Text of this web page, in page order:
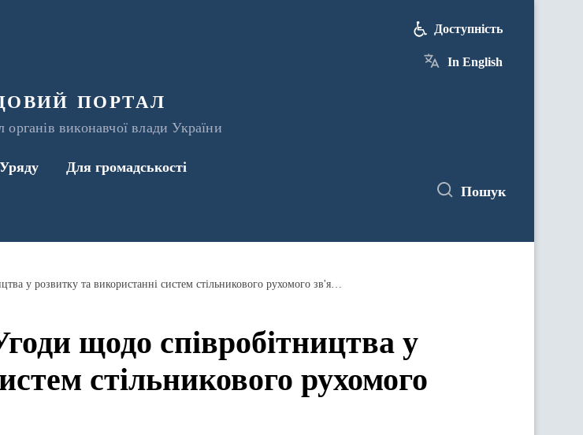
портал
виконавчої влади України
Доступність
In English
Для громадськості
Пошук
Проект Закону про вихід з Угоди щодо співробітництва у розвитку та використанні систем стільникового рухомого зв'язку
щодо співробітництва у
стільникового рухомого